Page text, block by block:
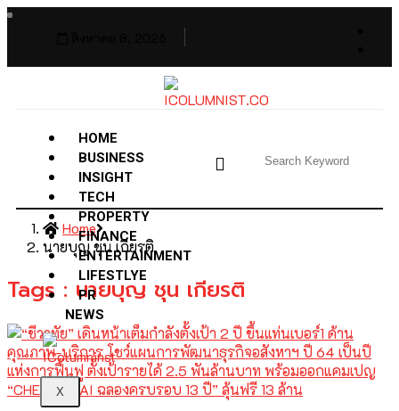
HOME
BUSINESS
INSIGHT
TECH
PROPERTY
FINANCE
ENTERTAINMENT
LIFESTLYE
PR
NEWS
X
Home
นายบุญ ชุน เกียรติ
Tags : นายบุญ ชุน เกียรติ